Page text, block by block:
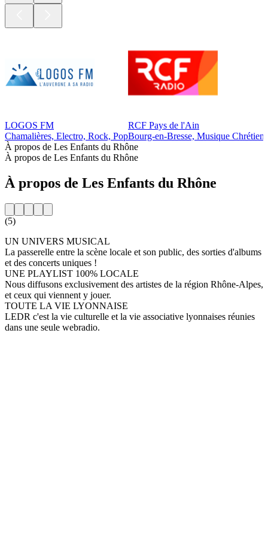
LOGOS FM
Chamalières, Electro, Rock, Pop
RCF Pays de l'Ain
Bourg-en-Bresse, Musique
À propos de Les Enfants du Rhône
À propos de Les Enfants du Rhône
À propos de Les Enfants du Rhône
(5)
UN UNIVERS MUSICAL
La passerelle entre la scène locale et son public, des sorties d'albums
et des concerts uniques !
UNE PLAYLIST 100% LOCALE
Nous diffusons exclusivement des artistes de la région Rhône-Alpes,
et ceux qui viennent y jouer.
TOUTE LA VIE LYONNAISE
LEDR c'est la vie culturelle et la vie associative lyonnaises réunies
dans une seule webradio.